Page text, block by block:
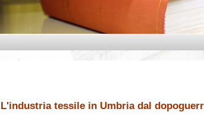
L'industria tessile in Umbria dal